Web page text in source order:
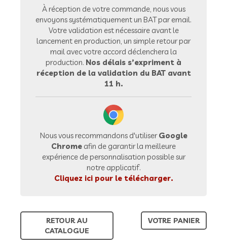
À réception de votre commande, nous vous
envoyons systématiquement un BAT par email.
Votre validation est nécessaire avant le
lancement en production, un simple retour par
mail avec votre accord déclenchera la
production. Nos délais s’expriment à
réception de la validation du BAT avant
11 h.
Nous vous recommandons d'utiliserGoogle
Chrome afin de garantir la meilleure
expérience de personnalisation possible sur
notre applicatif.
Cliquez ici pour le télécharger.
RETOUR AU
CATALOGUE
VOTRE PANIER